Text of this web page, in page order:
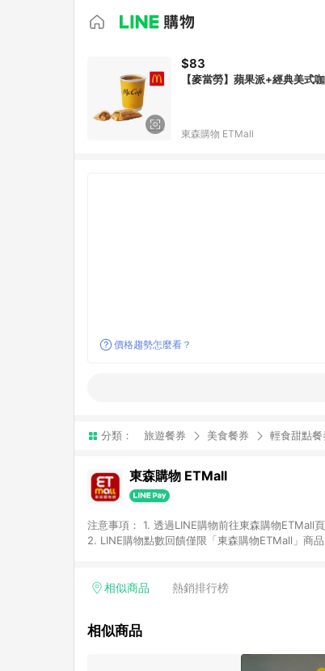
$83
【麥當勞】蘋果派+經典美式
東森購物 ETMall
價格趨勢怎麼看？
分類： 旅遊餐券 美食餐券 輕食甜點餐
東森購物 ETMall
注意事項： 1. 透過LINE購物前往東森購物ETMall
2. LINE購物點數回饋僅限「東森購物ETMall」商
「草莓網」全館商品。 4. 如取消訂單、退貨、退
面顯示為準。 7. LINE購物設有「單一商品最高回
品資料更新會有時間差，如顯示之商品規格、顏
相似商品 熱銷排行榜
相似商品